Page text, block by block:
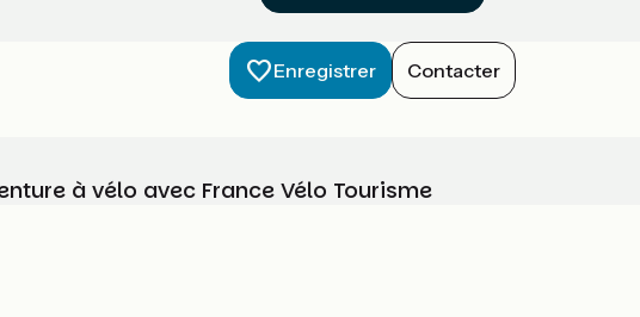
Enregistrer Contacter
à vélo avec France Vélo Tourisme